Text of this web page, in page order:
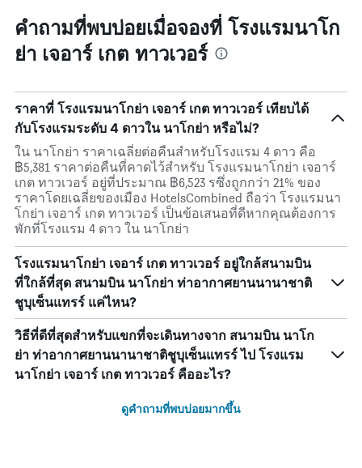
คำถามที่พบบ่อยเมื่อจองที่ โรงแรมนาโก
ย่า เจอาร์ เกต ทาวเวอร์
ราคาที่ โรงแรมนาโกย่า เจอาร์ เกต ทาวเวอร์ เทียบได้
กับโรงแรมระดับ 4 ดาวใน นาโกย่า หรือไม่?
ใน นาโกย่า ราคาเฉลี่ยต่อคืนสำหรับโรงแรม 4 ดาว คือ
฿5,381 ราคาต่อคืนที่คาดไว้สำหรับ โรงแรมนาโกย่า เจอาร์
เกต ทาวเวอร์ อยู่ที่ประมาณ ฿6,523 รซึ่งถูกกว่า 21% ของ
ราคาโดยเฉลี่ยของเมือง HotelsCombined ถือว่า โรงแรมนา
โกย่า เจอาร์ เกต ทาวเวอร์ เป็นข้อเสนอที่ดีหากคุณต้องการ
พักที่โรงแรม 4 ดาว ใน นาโกย่า
โรงแรมนาโกย่า เจอาร์ เกต ทาวเวอร์ อยู่ใกล้สนามบิน
ที่ใกล้ที่สุด สนามบิน นาโกย่า ท่าอากาศยานนานาชาติ
ชูบุเซ็นแทรร์ แค่ไหน?
วิธีที่ดีที่สุดสำหรับแขกที่จะเดินทางจาก สนามบิน นาโก
ย่า ท่าอากาศยานนานาชาติชูบุเซ็นแทรร์ ไป โรงแรม
นาโกย่า เจอาร์ เกต ทาวเวอร์ คืออะไร?
ดูคำถามที่พบบ่อยมากขึ้น